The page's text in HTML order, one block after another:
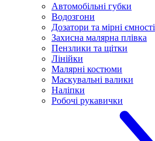
Автомобільні губки
Водозгони
Дозатори та мірні ємності
Захисна малярна плівка
Пензлики та щітки
Лінійки
Малярні костюми
Маскувальні валики
Наліпки
Робочі рукавички